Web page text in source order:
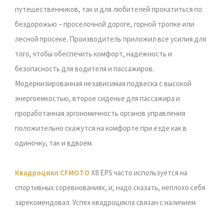
путешественников, так и для любителей прокатиться по
бездорожью – проселочной дороге, горной тропке или
лесной просеке. Производитель приложил все усилия для
того, чтобы обеспечить комфорт, надежность и
безопасность для водителя и пассажиров.
Модернизированная независимая подвеска с высокой
энергоемкостью, второе сиденье для пассажира и
проработанная эргономичность органов управления
положительно скажутся на комфорте при езде как в
одиночку, так и вдвоем.
Квадроцикл CFMOTO X8 EPS часто используется на
спортивных соревнованиях, и, надо сказать, неплохо себя
зарекомендовал. Успех квадроцикла связан с наличием